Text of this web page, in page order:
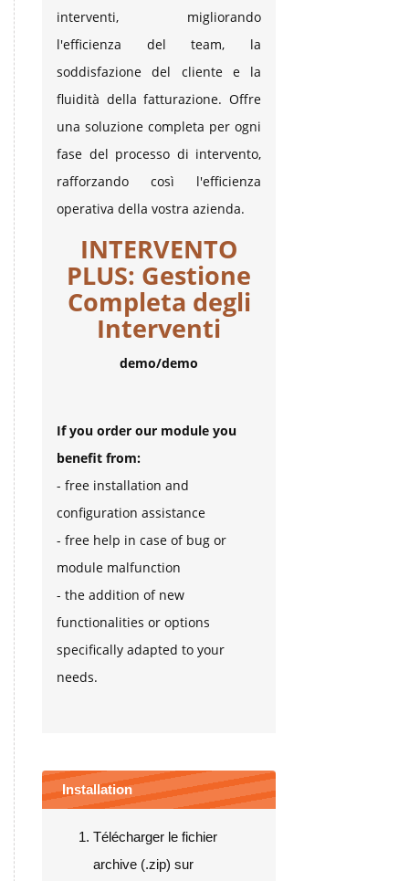
interventi, migliorando
l'efficienza del team, la
soddisfazione del cliente e la
fluidità della fatturazione. Offre
una soluzione completa per ogni
fase del processo di intervento,
rafforzando così l'efficienza
operativa della vostra azienda.
INTERVENTO
PLUS: Gestione
Completa degli
Interventi
demo/demo
If you order our module you
benefit from:
- free installation and
configuration assistance
- free help in case of bug or
module malfunction
- the addition of new
functionalities or options
specifically adapted to your
needs.
Installation
Télécharger le fichier
archive (.zip) sur